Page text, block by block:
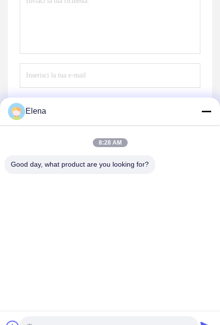
Fornitore. © di Copyright 2023-2026 lathemach.com . Tutti i
Elena
8:28 AM
Good day, what product are you looking for?